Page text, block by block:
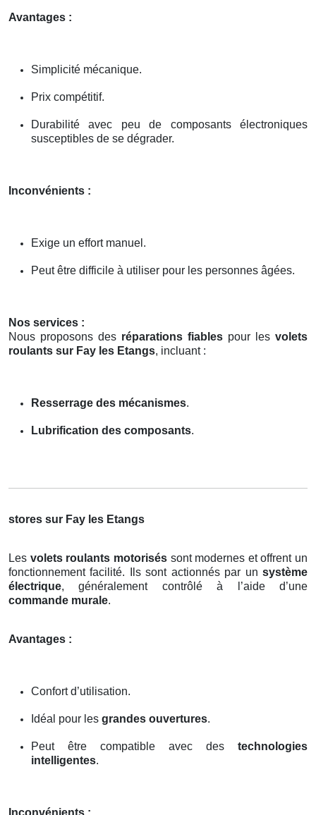
Avantages :
Simplicité mécanique.
Prix compétitif.
Durabilité avec peu de composants électroniques
susceptibles de se dégrader.
Inconvénients :
Exige un effort manuel.
Peut être difficile à utiliser pour les personnes âgées.
Nos services :
Nous proposons des réparations fiables pour les volets
roulants sur Fay les Etangs, incluant :
Resserrage des mécanismes.
Lubrification des composants.
stores sur Fay les Etangs
Les volets roulants motoriséssont modernes et offrent un
fonctionnement facilité. Ils sont actionnés par un système
électrique, généralement contrôlé à l’aide d’une
commande murale.
Avantages :
Confort d’utilisation.
Idéal pour les grandes ouvertures.
Peut être compatible avec des technologies
intelligentes.
Inconvénients :